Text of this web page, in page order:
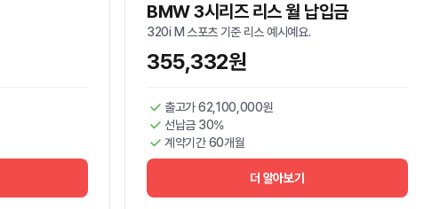
BMW 3시리즈 리스 월 납입금
320i M 스포츠 기준 리스 예시예요.
355,332원
출고가 62,100,000원
선납금 30%
계약기간 60개월
더 알아보기